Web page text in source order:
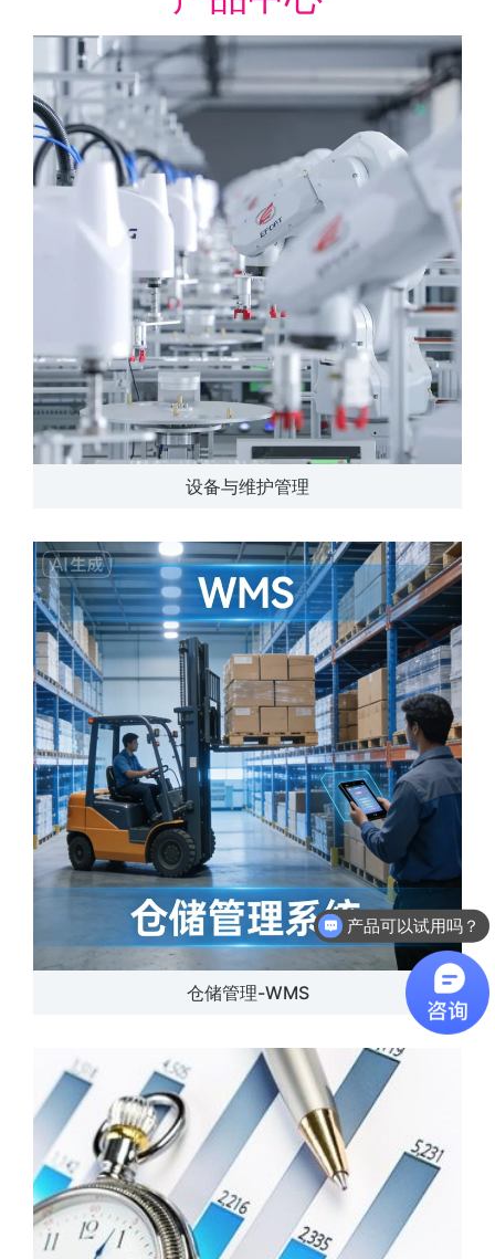
设备与维护管理
仓储管理-WMS
软件有折扣吗？